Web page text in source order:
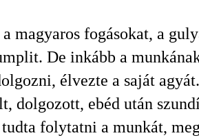
a magyaros fogásokat, a
De inkább a
élvezte a saját agyát.
dolgozott, ebéd után
tudta folytatni a munkát,